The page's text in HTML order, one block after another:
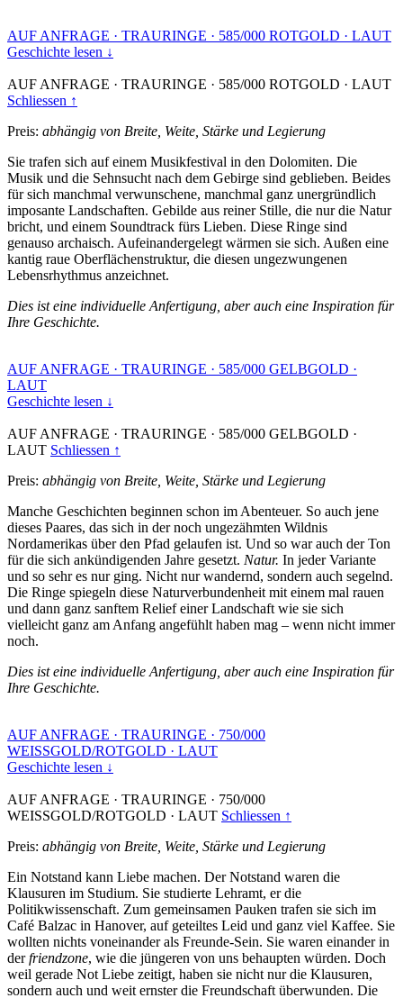
AUF ANFRAGE · TRAURINGE · 585/000 ROTGOLD · LAUT
Geschichte lesen ↓
AUF ANFRAGE · TRAURINGE · 585/000 ROTGOLD · LAUT
Schliessen ↑
Preis: abhängig von Breite, Weite, Stärke und Legierung
Sie trafen sich auf einem Musikfestival in den Dolomiten. Die
Musik und die Sehnsucht nach dem Gebirge sind geblieben. Beides
für sich manchmal verwunschene, manchmal ganz unergründlich
imposante Landschaften. Gebilde aus reiner Stille, die nur die Natur
bricht, und einem Soundtrack fürs Lieben. Diese Ringe sind
genauso archaisch. Aufeinandergelegt wärmen sie sich. Außen eine
kantig raue Oberflächenstruktur, die diesen ungezwungenen
Lebensrhythmus anzeichnet.
Dies ist eine individuelle Anfertigung, aber auch eine Inspiration für
Ihre Geschichte.
AUF ANFRAGE · TRAURINGE · 585/000 GELBGOLD ·
LAUT
Geschichte lesen ↓
AUF ANFRAGE · TRAURINGE · 585/000 GELBGOLD ·
LAUT Schliessen ↑
Preis: abhängig von Breite, Weite, Stärke und Legierung
Manche Geschichten beginnen schon im Abenteuer. So auch jene
dieses Paares, das sich in der noch ungezähmten Wildnis
Nordamerikas über den Pfad gelaufen ist. Und so war auch der Ton
für die sich ankündigenden Jahre gesetzt. Natur. In jeder Variante
und so sehr es nur ging. Nicht nur wandernd, sondern auch segelnd.
Die Ringe spiegeln diese Naturverbundenheit mit einem mal rauen
und dann ganz sanftem Relief einer Landschaft wie sie sich
vielleicht ganz am Anfang angefühlt haben mag – wenn nicht immer
noch.
Dies ist eine individuelle Anfertigung, aber auch eine Inspiration für
Ihre Geschichte.
AUF ANFRAGE · TRAURINGE · 750/000
WEISSGOLD/ROTGOLD · LAUT
Geschichte lesen ↓
AUF ANFRAGE · TRAURINGE · 750/000
WEISSGOLD/ROTGOLD · LAUT Schliessen ↑
Preis: abhängig von Breite, Weite, Stärke und Legierung
Ein Notstand kann Liebe machen. Der Notstand waren die
Klausuren im Studium. Sie studierte Lehramt, er die
Politikwissenschaft. Zum gemeinsamen Pauken trafen sie sich im
Café Balzac in Hanover, auf geteiltes Leid und ganz viel Kaffee. Sie
wollten nichts voneinander als Freunde-Sein. Sie waren einander in
derfriendzone, wie die jüngeren von uns behaupten würden. Doch
weil gerade Not Liebe zeitigt, haben sie nicht nur die Klausuren,
sondern auch und weit ernster die Freundschaft überwunden. Die